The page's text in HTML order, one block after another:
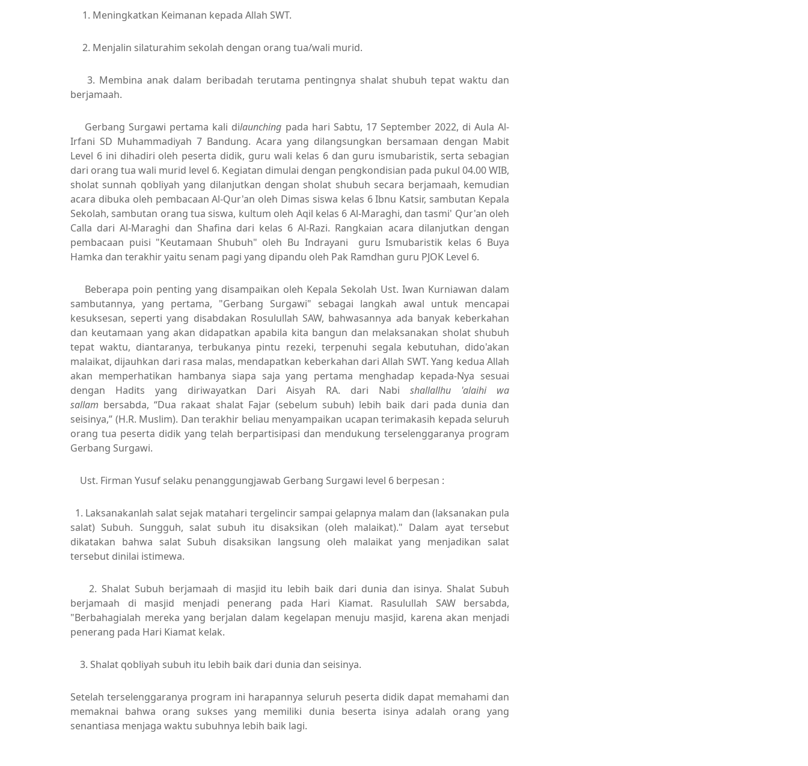
1. Meningkatkan Keimanan kepada Allah SWT.
2. Menjalin silaturahim sekolah dengan orang tua/wali murid.
3. Membina anak dalam beribadah terutama pentingnya shalat shubuh tepat waktu dan
berjamaah.
Gerbang Surgawi pertama kali dilaunching pada hari Sabtu, 17 September 2022, di Aula Al-
Irfani SD Muhammadiyah 7 Bandung. Acara yang dilangsungkan bersamaan dengan Mabit
Level 6 ini dihadiri oleh peserta didik, guru wali kelas 6 dan guru ismubaristik, serta sebagian
dari orang tua wali murid level 6. Kegiatan dimulai dengan pengkondisian pada pukul 04.00 WIB,
sholat sunnah qobliyah yang dilanjutkan dengan sholat shubuh secara berjamaah, kemudian
acara dibuka oleh pembacaan Al-Qur'an oleh Dimas siswa kelas 6 Ibnu Katsir, sambutan Kepala
Sekolah, sambutan orang tua siswa, kultum oleh Aqil kelas 6 Al-Maraghi, dan tasmi' Qur'an oleh
Calla dari Al-Maraghi dan Shafina dari kelas 6 Al-Razi. Rangkaian acara dilanjutkan dengan
pembacaan puisi "Keutamaan Shubuh" oleh Bu Indrayani guru Ismubaristik kelas 6 Buya
Hamka dan terakhir yaitu senam pagi yang dipandu oleh Pak Ramdhan guru PJOK Level 6.
Beberapa poin penting yang disampaikan oleh Kepala Sekolah Ust. Iwan Kurniawan dalam
sambutannya, yang pertama, "Gerbang Surgawi" sebagai langkah awal untuk mencapai
kesuksesan, seperti yang disabdakan Rosulullah SAW, bahwasannya ada banyak keberkahan
dan keutamaan yang akan didapatkan apabila kita bangun dan melaksanakan sholat shubuh
tepat waktu, diantaranya, terbukanya pintu rezeki, terpenuhi segala kebutuhan, dido'akan
malaikat, dijauhkan dari rasa malas, mendapatkan keberkahan dari Allah SWT. Yang kedua Allah
akan memperhatikan hambanya siapa saja yang pertama menghadap kepada-Nya sesuai
dengan Hadits yang diriwayatkan Dari Aisyah RA. dari Nabi shallallhu 'alaihi wa
sallam bersabda, “Dua rakaat shalat Fajar (sebelum subuh) lebih baik dari pada dunia dan
seisinya,” (H.R. Muslim). Dan terakhir beliau menyampaikan ucapan terimakasih kepada seluruh
orang tua peserta didik yang telah berpartisipasi dan mendukung terselenggaranya program
Gerbang Surgawi.
Ust. Firman Yusuf selaku penanggungjawab Gerbang Surgawi level 6 berpesan :
1. Laksanakanlah salat sejak matahari tergelincir sampai gelapnya malam dan (laksanakan pula
salat) Subuh. Sungguh, salat subuh itu disaksikan (oleh malaikat)." Dalam ayat tersebut
dikatakan bahwa salat Subuh disaksikan langsung oleh malaikat yang menjadikan salat
tersebut dinilai istimewa.
2. Shalat Subuh berjamaah di masjid itu lebih baik dari dunia dan isinya. Shalat Subuh
berjamaah di masjid menjadi penerang pada Hari Kiamat. Rasulullah SAW bersabda,
"Berbahagialah mereka yang berjalan dalam kegelapan menuju masjid, karena akan menjadi
penerang pada Hari Kiamat kelak.
3. Shalat qobliyah subuh itu lebih baik dari dunia dan seisinya.
Setelah terselenggaranya program ini harapannya seluruh peserta didik dapat memahami dan
memaknai bahwa orang sukses yang memiliki dunia beserta isinya adalah orang yang
senantiasa menjaga waktu subuhnya lebih baik lagi.